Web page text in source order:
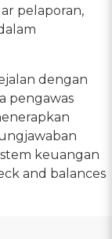
pelaporan,
dengan
pengawas
keuangan
and balances